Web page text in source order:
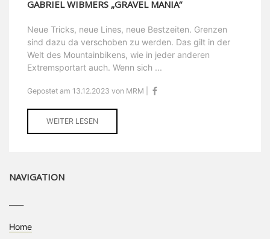
GABRIEL WIBMERS „GRAVEL MANIA“
Neue Tricks, neue Lines, neue Bestzeiten. Grenzen
sind dazu da verschoben zu werden. Das gilt in der
Welt des Mountainbikens, wie in jeder anderen
Extremsportart auch. Wenn sich ...
Gepostet am 13.12.2023 von MRM |
WEITER LESEN
NAVIGATION
Home